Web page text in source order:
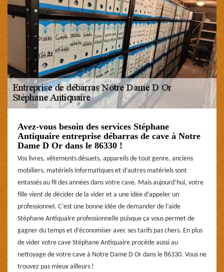
Avez-vous besoin des services Stéphane
Antiquaire entreprise débarras de cave à Notre
Dame D Or dans le 86330 !
Vos livres, vêtements désuets, appareils de tout genre, anciens
mobiliers, matériels informatiques et d’autres matériels sont
entassés au fil des années dans votre cave. Mais aujourd’hui, votre
fille vient de décider de la vider et a une idée d’appeler un
professionnel. C’est une bonne idée de demander de l’aide
Stéphane Antiquaire professionnelle puisque ça vous permet de
gagner du temps et d’économiser avec ses tarifs pas chers. En plus
de vider votre cave Stéphane Antiquaire procède aussi au
nettoyage de votre cave à Notre Dame D Or dans le 86330. Vous ne
trouvez pas mieux ailleurs !